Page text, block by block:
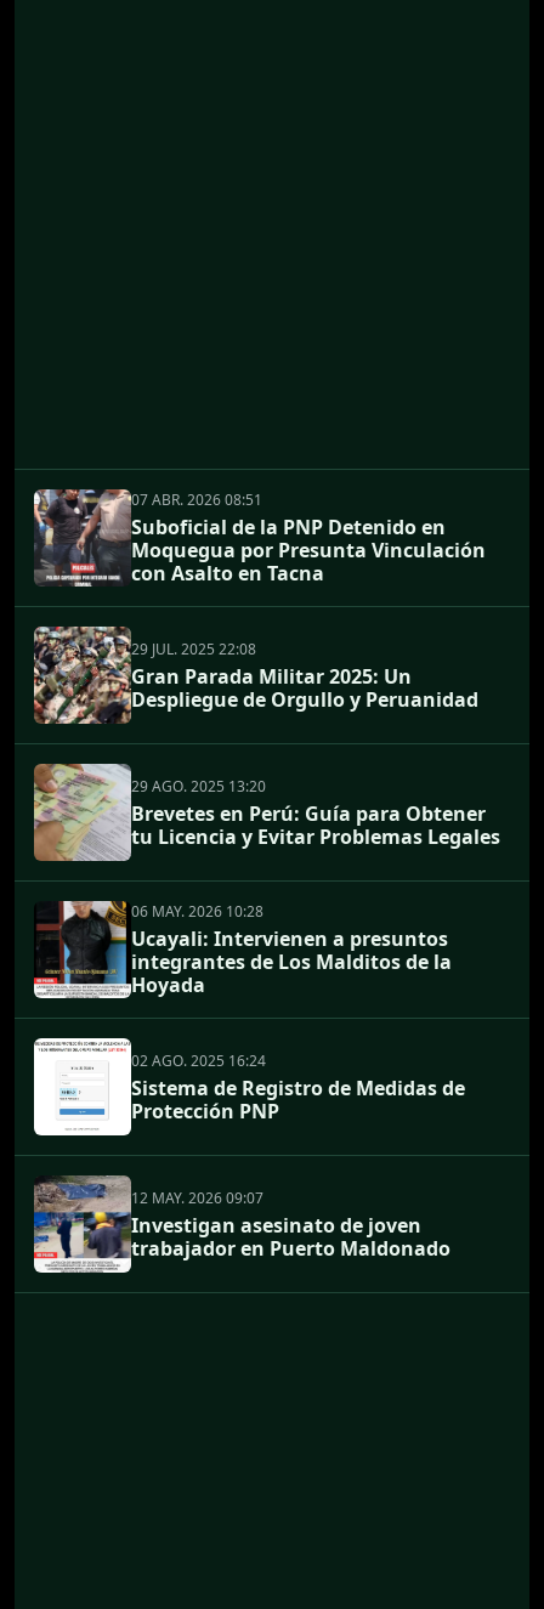
07 ABR. 2026 08:51
Suboficial de la PNP Detenido en
Moquegua por Presunta Vinculación
con Asalto en Tacna
29 JUL. 2025 22:08
Gran Parada Militar 2025: Un
Despliegue de Orgullo y Peruanidad
29 AGO. 2025 13:20
Brevetes en Perú: Guía para Obtener
tu Licencia y Evitar Problemas Legales
06 MAY. 2026 10:28
Ucayali: Intervienen a presuntos
integrantes de Los Malditos de la
Hoyada
02 AGO. 2025 16:24
Sistema de Registro de Medidas de
Protección PNP
12 MAY. 2026 09:07
Investigan asesinato de joven
trabajador en Puerto Maldonado